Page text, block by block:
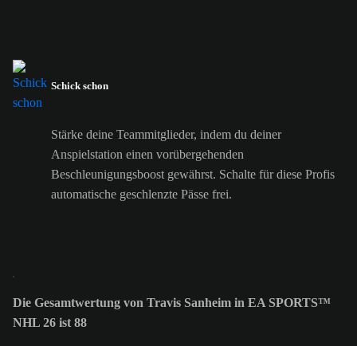
Schick schon
Stärke deine Teammitglieder, indem du deiner
Anspielstation einen vorübergehenden
Beschleunigungsboost gewährst. Schalte für diese Profis
automatische geschlenzte Pässe frei.
Die Gesamtwertung von Travis Sanheim in EA SPORTS™
NHL 26 ist 88